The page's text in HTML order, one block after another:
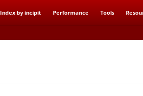
Index by incipit Performance Tools